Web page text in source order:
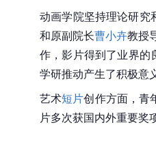
动画学院坚持理论研究
和原副院长曹小卉教授
作，影片得到了业界
学研推动产生了积极意
艺术短片创作方面，青
片多次获国内外重要奖